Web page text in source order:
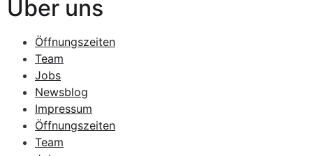
Über uns
Öffnungszeiten
Team
Jobs
Newsblog
Impressum
Öffnungszeiten
Team